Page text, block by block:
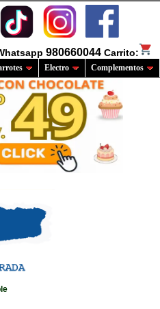
980660044 Carrito:
Electro Complementos